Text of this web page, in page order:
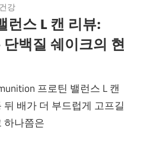
강
런스 L 캔 리뷰:
백질 쉐이크의 현
프로틴 밸런스 L 캔
배가 더 부드럽게 고프길
하나쯤은